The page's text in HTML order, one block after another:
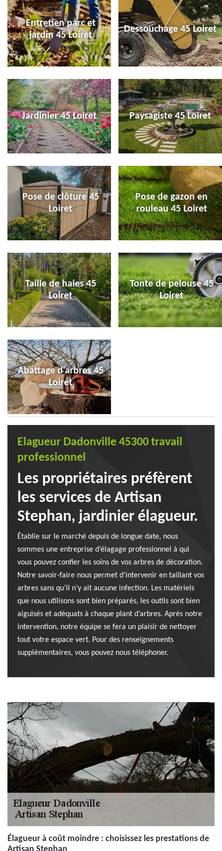
Entretien parc et
jardin 45 Loiret
Dessouchage 45 Loiret
Jardinier 45 Loiret Paysagiste 45 Loiret
Pose de clôture 45
Loiret
Pose de gazon en
rouleau 45 Loiret
Taille de haies 45
Loiret
Tonte de pelouse 45
Loiret
Abattage d'arbres 45
Loiret
Elagueur Dadonville 45300 travail
professionnel
Les propriétaires préfèrent
les services de Artisan
Stephan, jardinier élagueur.
Établie sur le marché depuis de longue date, nous
sommes une entreprise d’élagage professionnel à qui
vous pouvez confier les soins de vos arbres de décoration.
Notre savoir-faire nous permet d’intervenir en taillant vos
arbres sans qu’il n’y ait aucune infection. Les matériels
que nous utilisons sont bien préparés, les outils sont bien
aiguisés et adéquats à chaque plant d’arbres. Après notre
intervention, notre équipe se fera un plaisir de nettoyer
tout votre espace vert. Pour des renseignements
supplémentaires, vous pouvez nous téléphoner.
Élagueur à coût moindre : choisissez les prestations de